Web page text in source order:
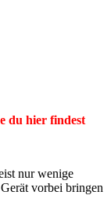
du hier findest
nur wenige
vorbei bringen